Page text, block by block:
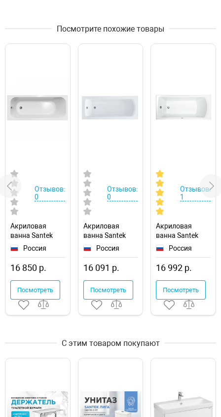
Посмотрите похожие товары
Отзывов:
0
Акриловая
ванна Santek
Ламма 150x70
Россия
16 850 р.
Посмотреть
Отзывов:
0
Акриловая
ванна Santek
Монако 150x70
Россия
16 091 р.
Посмотреть
Отзывов:
1
Акриловая
ванна Santek
Монако 160x70
Россия
16 992 р.
Посмотреть
С этим товаром покупают